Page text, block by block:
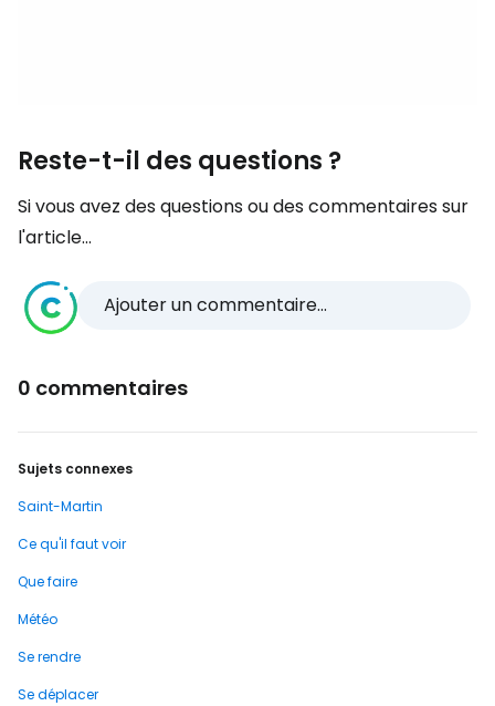
Reste-t-il des questions ?
Si vous avez des questions ou des commentaires sur
l'article...
Ajouter un commentaire...
0 commentaires
Sujets connexes
Saint-Martin
Ce qu'il faut voir
Que faire
Météo
Se rendre
Se déplacer